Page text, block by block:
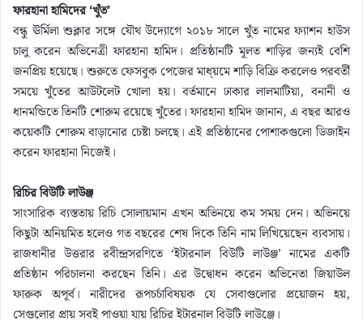
ফারহানা হামিদের ‘খুঁত’
বন্ধু ঊর্মিলা শুক্লার সঙ্গে যৌথ উদ্যোগে ২০১৮ সালে খুঁত নামের ফ্যাশন হাউস
চালু করেন অভিনেত্রী ফারহানা হামিদ। প্রতিষ্ঠানটি মূলত শাড়ির জন্যই বেশি
জনপ্রিয় হয়েছে। শুরুতে ফেসবুক পেজের মাধ্য়মে শাড়ি বিক্রি করলেও পরবর্তী
সময়ে খুঁতের আউটলেট খোলা হয়। বর্তমানে ঢাকার লালমাটিয়া, বনানী ও
ধানমন্ডিতে তিনটি শোরুম রয়েছে খুঁতের। ফারহানা হামিদ জানান, এ বছর আরও
কয়েকটি শোরুম বাড়ানোর চেষ্টা চলছে। এই প্রতিষ্ঠানের পোশাকগুলো ডিজাইন
করেন ফারহানা নিজেই।
রিচির বিউটি লাউঞ্জ
সাংসারিক ব্যস্ততায় রিচি সোলায়মান এখন অভিনয়ে কম সময় দেন। অভিনয়ে
কিছুটা অনিয়মিত হলেও গত বছরের শেষ দিকে তিনি নাম লিখিয়েছেন ব্যবসায়।
রাজধানীর উত্তরার রবীন্দ্রসরণিতে ‘ইটারনাল বিউটি লাউঞ্জ’ নামের একটি
প্রতিষ্ঠান পরিচালনা করছেন তিনি। এর উদ্বোধন করেন অভিনেতা জিয়াউল
ফারুক অপূর্ব। নারীদের রূপচর্চাবিষয়ক যে সেবাগুলোর প্রয়োজন হয়,
সেগুলোর প্রায় সবই পাওয়া যায় রিচির ইটারনাল বিউটি লাউঞ্জে।